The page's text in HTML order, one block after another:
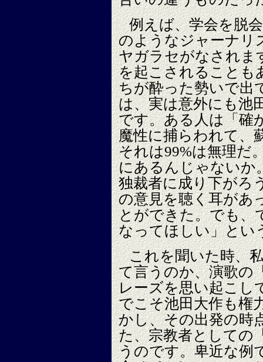
例えば、学会を脱
のようなジャーナリ
ヤガラセがなされま
を起こされることも
ちが酔った勢いで出
は、実は意外にも池
です。ある人は「確
魔性に捕らわれて、
それは99%は無理だ
にあるんじゃないか
独裁者に成り下がろ
の意見を聴く耳があ
とができた。でも、
なってほしい」とい
これを聞いた時、
て言うのか、演歌の
レーズを思い起こし
でこそ池田大作も権
かし、その出発の時
た、宗教者としての
うのです。卑近な例